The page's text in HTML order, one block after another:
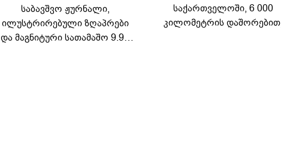
საბავშვო ჟურნალი,
ილუსტრირებული ზღაპრები
და მაგნიტური სათამაშო 9.90
საქართველოში, 6 000
კილომეტრის დაშორებით,